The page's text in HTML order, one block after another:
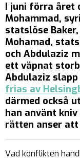
I juni förra året
Mohammad,
statslöse
Mohamad,
och Abdulaziz
ett väpnat
Abdulaziz
frias av
därmed också
han använt
rätten anser
Vad konflikten